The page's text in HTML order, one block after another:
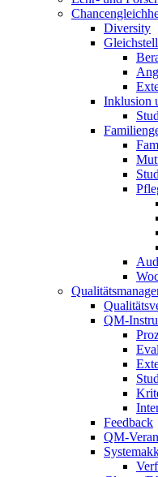
Diversity
Inklusion
QM-
Feedback
QM-